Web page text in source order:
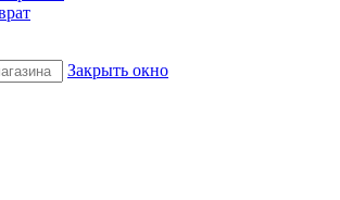
Закрыть окно